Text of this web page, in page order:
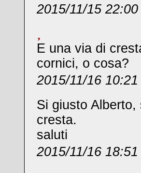
2015/11/15 22:00
E una via di
cornici, o cosa?
2015/11/16 10:21
Si giusto
cresta.
saluti
2015/11/16 18:51